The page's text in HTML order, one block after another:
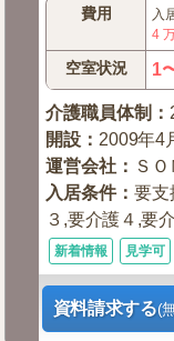
費用 入
4
空室状況 1
介護職員体制 ：
開設 ： 2009年4
運営会社 ： Ｓ
入居条件：要支
３,要介護４,要
新着情報 見学可
資料請求する(